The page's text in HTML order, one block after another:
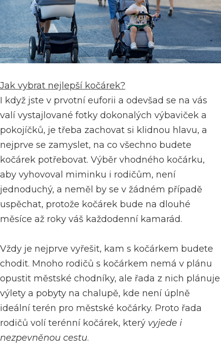
Jak vybrat nejlepší kočárek?
I když jste v prvotní euforii a odevšad se na vás
valí vystajlované fotky dokonalých výbaviček a
pokojíčků, je třeba zachovat si klidnou hlavu, a
nejprve se zamyslet, na co všechno budete
kočárek potřebovat. Výběr vhodného kočárku,
aby vyhovoval miminku i rodičům, není
jednoduchý, a neměl by se v žádném případě
uspěchat, protože kočárek bude na dlouhé
měsíce až roky váš každodenní kamarád.
Vždy je nejprve vyřešit, kam s kočárkem budete
chodit. Mnoho rodičů s kočárkem nemá v plánu
opustit městské chodníky, ale řada z nich plánuje
výlety a pobyty na chalupě, kde není úplně
ideální terén pro městské kočárky. Proto řada
rodičů volí terénní kočárek, který vyjede i
nezpevněnou cestu.